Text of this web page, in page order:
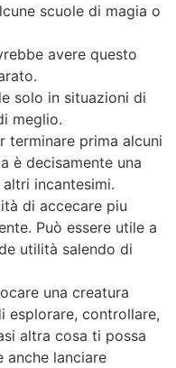
scuole di magia o
avere questo
solo in situazioni di
meglio.
terminare prima alcuni
è decisamente una
incantesimi.
di accecare piu
Può essere utile a
utilità salendo di
una creatura
esplorare, controllare,
altra cosa ti possa
anche lanciare